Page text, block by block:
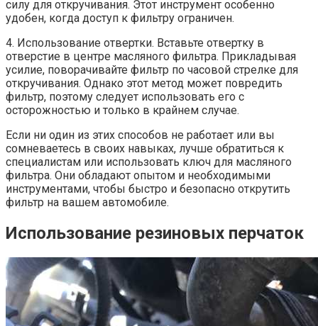
силу для откручивания. Этот инструмент особенно
удобен, когда доступ к фильтру ограничен.
4. Использование отвертки. Вставьте отвертку в
отверстие в центре масляного фильтра. Прикладывая
усилие, поворачивайте фильтр по часовой стрелке для
откручивания. Однако этот метод может повредить
фильтр, поэтому следует использовать его с
осторожностью и только в крайнем случае.
Если ни один из этих способов не работает или вы
сомневаетесь в своих навыках, лучше обратиться к
специалистам или использовать ключ для масляного
фильтра. Они обладают опытом и необходимыми
инструментами, чтобы быстро и безопасно открутить
фильтр на вашем автомобиле.
Использование резиновых перчаток